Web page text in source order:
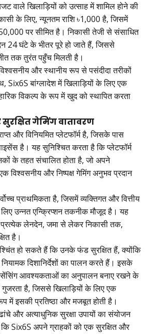
वाले खिलाड़ियों को उत्साह में शामिल होने की
के लिए, न्यूनतम राशि ৳1,000 है, जिसमें
पर सीमित है। निकासी तेजी से संसाधित
24 घंटे के भीतर पूरे हो जाते हैं, जिससे
तक तुरंत पहुँच मिलती है।
और स्थानीय रूप से पसंदीदा तरीकों
बांग्लादेश में खिलाड़ियों के लिए एक
विकल्प के रूप में खुद को स्थापित करता
सुरक्षित गेमिंग वातावरण
और विनियमित प्लेटफॉर्म है, जिसके पास
है। यह सुनिश्चित करता है कि प्लेटफॉर्म
के तहत संचालित होता है, जो अपने
विश्वसनीय और निष्पक्ष गेमिंग अनुभव प्रदान
प्राथमिकता है, जिसमें व्यक्तिगत और वित्तीय
लिए उन्नत एन्क्रिप्शन तकनीक मौजूद है। यह
प्रत्येक लेनदेन, जमा से लेकर निकासी तक,
है।
हो सकते हैं कि उनके फंड सुरक्षित हैं, क्योंकि
दिशानिर्देशों का पालन करते हैं। इसके
आवश्यकताओं का अनुपालन बनाए रखने के
है, जिससे खिलाड़ियों के लिए एक
में इसकी प्रतिष्ठा और मजबूत होती है।
और अत्याधुनिक सुरक्षा उपायों का संयोजन
Six6S अपने ग्राहकों को एक सुरक्षित और